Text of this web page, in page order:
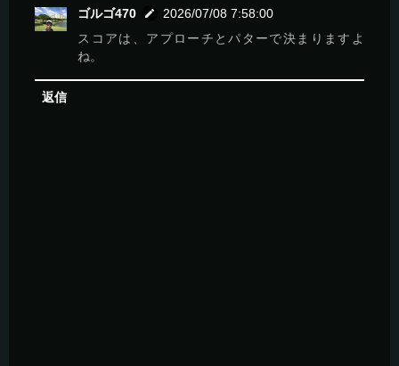
ゴルゴ470
2026/07/08 7:58:00
スコアは、アプローチとパターで決まりますよ
ね。
返信